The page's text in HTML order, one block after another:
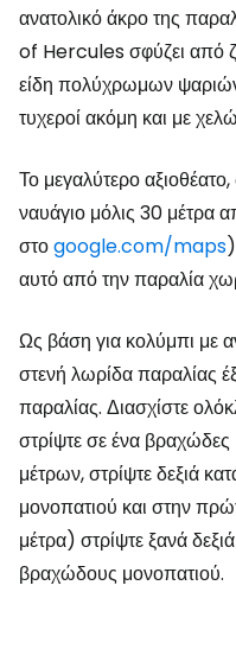
ανατολικό άκρο της
of Hercules σφύζει από
είδη πολύχρωμων
τυχεροί ακόμη και με
Το μεγαλύτερο
ναυάγιο μόλις 30 μέτρα
στοgoogle.com/maps
αυτό από την παραλία
Ως βάση για κολύμπι με
στενή λωρίδα παραλίας
παραλίας. Διασχίστε
στρίψτε σε ένα
μέτρων, στρίψτε δεξιά
μονοπατιού και στην
μέτρα) στρίψτε ξανά
βραχώδους μονοπατιού.